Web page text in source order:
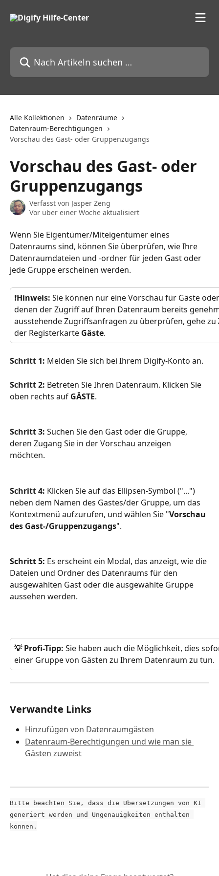
Nach Artikeln suchen …
Alle Kollektionen
Datenräume
Datenraum-Berechtigungen
Vorschau des Gast- oder Gruppenzugangs
Vorschau des Gast- oder
Gruppenzugangs
Verfasst von Jasper Zeng
Vor über einer Woche aktualisiert
Wenn Sie Eigentümer/Miteigentümer eines
Datenraums sind, können Sie überprüfen, wie Ihre
Datenraumdateien und -ordner für jeden Gast oder
jede Gruppe erscheinen werden.
❗Hinweis: Sie können nur eine Vorschau für Gäste
denen der Zugriff auf Ihren Datenraum bereits
ausstehende Zugriffsanfragen zu überprüfen, gehe zu
der Registerkarte Gäste.
Schritt 1: Melden Sie sich bei Ihrem Digify-Konto an.
Schritt 2: Betreten Sie Ihren Datenraum. Klicken Sie
oben rechts auf GÄSTE.
Schritt 3: Suchen Sie den Gast oder die Gruppe,
deren Zugang Sie in der Vorschau anzeigen
möchten.
Schritt 4: Klicken Sie auf das Ellipsen-Symbol ("...")
neben dem Namen des Gastes/der Gruppe, um das
Kontextmenü aufzurufen, und wählen Sie "Vorschau
des Gast-/Gruppenzugangs".
Schritt 5: Es erscheint ein Modal, das anzeigt, wie die
Dateien und Ordner des Datenraums für den
ausgewählten Gast oder die ausgewählte Gruppe
aussehen werden.
💡 Profi-Tipp: Sie haben auch die Möglichkeit, dies
einer Gruppe von Gästen zu Ihrem Datenraum zu tun.
Verwandte Links
Hinzufügen von Datenraumgästen
Datenraum-Berechtigungen und wie man sie
Gästen zuweist
Bitte beachten Sie, dass die Übersetzungen von KI
generiert werden und Ungenauigkeiten enthalten
können.